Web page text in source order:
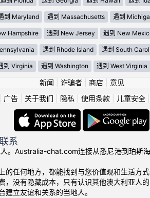
到 Maryland 遇到 Massachusetts 遇到
Hampshire 遇到 New Jersey 遇到 New
遇到 Rhode Island 遇到 South
到 Virginia 遇到 Washington 遇到 West Virginia
新闻 诈骗者| 商店| 意见
广告 关于我们 隐私 使用条款 儿童安全
系
。Australia-chat.com连接从悉尼港到珀斯
任何地方，都能找到与您价值观和生活方式
没有隐藏成本，只有认识其他澳大利亚人的
立友谊和关系的当地人。